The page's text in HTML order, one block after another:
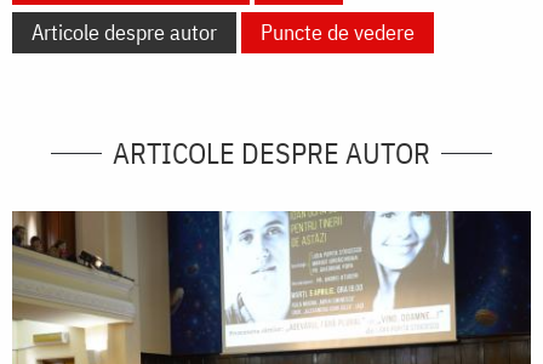
Articole despre autor
Puncte de vedere
ARTICOLE DESPRE AUTOR